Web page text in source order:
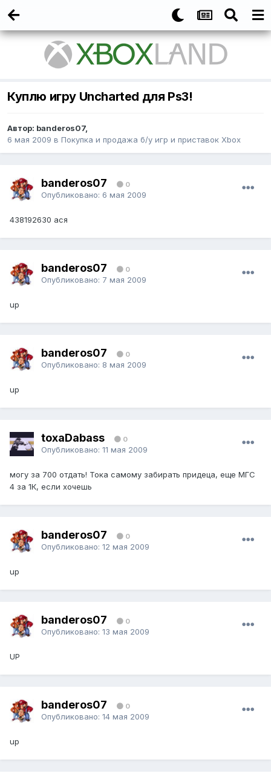
Куплю игру Uncharted для Ps3!
Автор: banderos07,
6 мая 2009 в Покупка и продажа б/у игр и приставок Xbox
banderos07 0
Опубликовано: 6 мая 2009
438192630 ася
banderos07 0
Опубликовано: 7 мая 2009
up
banderos07 0
Опубликовано: 8 мая 2009
up
toxaDabass 0
Опубликовано: 11 мая 2009
могу за 700 отдать! Тока самому забирать придеца, еще МГС
4 за 1К, если хочешь
banderos07 0
Опубликовано: 12 мая 2009
up
banderos07 0
Опубликовано: 13 мая 2009
UP
banderos07 0
Опубликовано: 14 мая 2009
up